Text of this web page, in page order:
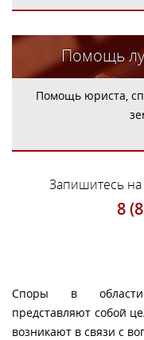
Помощь
Помощь юриста,
Запишитесь на
8
Споры в области
представляют собой
возникают в связи с